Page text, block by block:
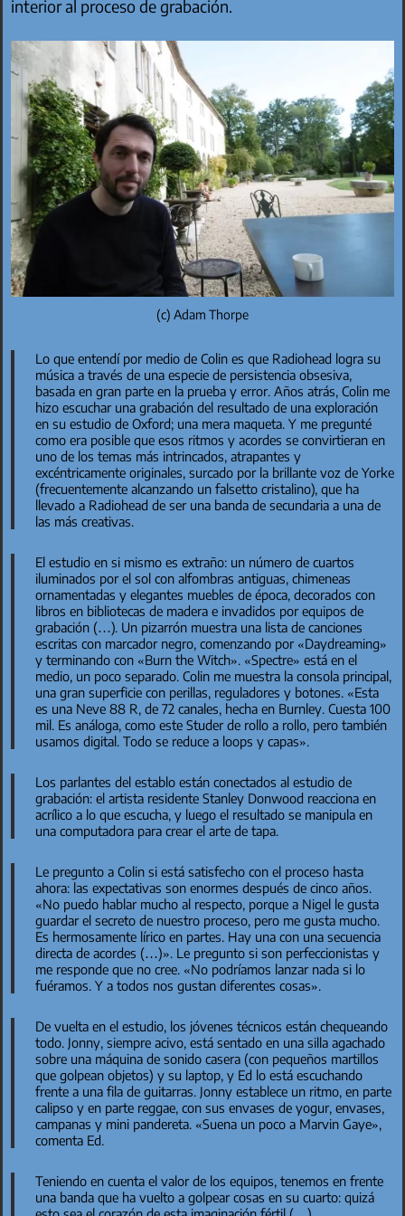
interior al proceso de grabación.
(c) Adam Thorpe
Lo que entendí por medio de Colin es que Radiohead logra su
música a través de una especie de persistencia obsesiva,
basada en gran parte en la prueba y error. Años atrás, Colin me
hizo escuchar una grabación del resultado de una exploración
en su estudio de Oxford; una mera maqueta. Y me pregunté
como era posible que esos ritmos y acordes se convirtieran en
uno de los temas más intrincados, atrapantes y
excéntricamente originales, surcado por la brillante voz de Yorke
(frecuentemente alcanzando un falsetto cristalino), que ha
llevado a Radiohead de ser una banda de secundaria a una de
las más creativas.
El estudio en si mismo es extraño: un número de cuartos
iluminados por el sol con alfombras antiguas, chimeneas
ornamentadas y elegantes muebles de época, decorados con
libros en bibliotecas de madera e invadidos por equipos de
grabación (…). Un pizarrón muestra una lista de canciones
escritas con marcador negro, comenzando por «Daydreaming»
y terminando con «Burn the Witch». «Spectre» está en el
medio, un poco separado. Colin me muestra la consola principal,
una gran superficie con perillas, reguladores y botones. «Esta
es una Neve 88 R, de 72 canales, hecha en Burnley. Cuesta 100
mil. Es análoga, como este Studer de rollo a rollo, pero también
usamos digital. Todo se reduce a loops y capas».
Los parlantes del establo están conectados al estudio de
grabación: el artista residente Stanley Donwood reacciona en
acrílico a lo que escucha, y luego el resultado se manipula en
una computadora para crear el arte de tapa.
Le pregunto a Colin si está satisfecho con el proceso hasta
ahora: las expectativas son enormes después de cinco años.
«No puedo hablar mucho al respecto, porque a Nigel le gusta
guardar el secreto de nuestro proceso, pero me gusta mucho.
Es hermosamente lírico en partes. Hay una con una secuencia
directa de acordes (…)». Le pregunto si son perfeccionistas y
me responde que no cree. «No podríamos lanzar nada si lo
fuéramos. Y a todos nos gustan diferentes cosas».
De vuelta en el estudio, los jóvenes técnicos están chequeando
todo. Jonny, siempre acivo, está sentado en una silla agachado
sobre una máquina de sonido casera (con pequeños martillos
que golpean objetos) y su laptop, y Ed lo está escuchando
frente a una fila de guitarras. Jonny establece un ritmo, en parte
calipso y en parte reggae, con sus envases de yogur, envases,
campanas y mini pandereta. «Suena un poco a Marvin Gaye»,
comenta Ed.
Teniendo en cuenta el valor de los equipos, tenemos en frente
una banda que ha vuelto a golpear cosas en su cuarto: quizá